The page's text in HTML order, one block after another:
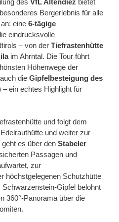
des VfL Altendiez bietet
Bergerlebnis für alle
eine 6-tägige
eindrucksvolle
– von der Tiefrastenhütte
im Ahrntal. Die Tour führt
Höhenwege der
die Gipfelbesteigung des
– ein echtes Highlight für
und folgt dem
und weiter zur
es über den Stabeler
Passagen und
zur
höchstgelegenen Schutzhütte
Gipfel belohnt
360°-Panorama über die